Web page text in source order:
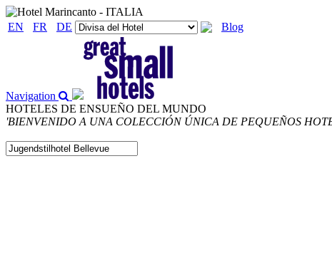
EN FR DE Blog
Navigation
HOTELES DE ENSUEÑO DEL MUNDO
'BIENVENIDO A UNA COLECCIÓN ÚNICA DE PEQUEÑOS